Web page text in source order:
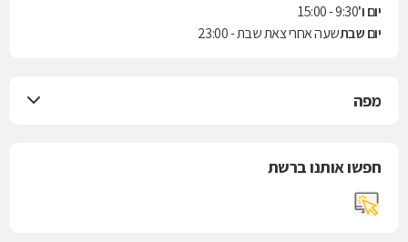
יום ו'9:30 - 15:00
יום שבתשעה אחרי צאת שבת - 23:00
מפה
חפשו אותנו ברשת